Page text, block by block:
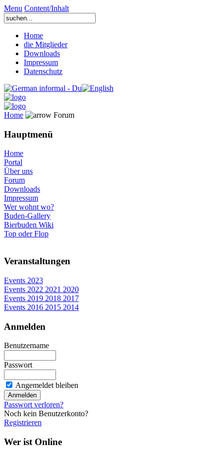
Menu Content/Inhalt
Home
die Mitglieder
Downloads
Impressum
Datenschutz
Home Forum
Hauptmenü
Home
Portal
Über uns
Forum
Downloads
Impressum
Wer wohnt wo?
Buden-Gallery
Bierbuden Wiki
Top oder Flop
Veranstaltungen
Events 2023
Events 2022 2021 2020
Events 2019 2018 2017
Events 2016 2015 2014
Anmelden
Benutzername
Passwort
Angemeldet bleiben
Passwort verloren?
Noch kein Benutzerkonto?
Registrieren
Wer ist Online